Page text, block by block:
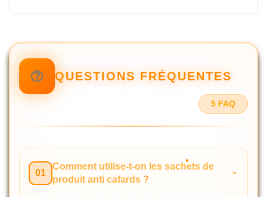
QUESTIONS FRÉQUENTES
5 FAQ
01
Comment utilise-t-on les sachets de
produit anti cafards ?